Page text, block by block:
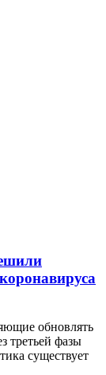
обновлять
третьей фазы
существует